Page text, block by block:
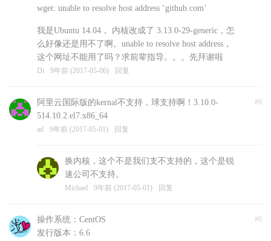
wget: unable to resolve host address ‘github.com’
我是Ubuntu 14.04， 内核改成了 3.13.0-29-generic，怎
么好像还是用不了啊。unable to resolve host address，
这个网址不能用了吗？求前辈指导。。。先拜谢啦
Di 9年前 (2017-05-06) 回复
#0
阿里云国际版的kernal不支持，球支持啊！3.10.0-
514.10.2.el7.x86_64
ad 9年前 (2017-05-01) 回复
换内核，这个不是我们支不支持的，这个是锐
速公司不支持。
Michael 9年前 (2017-05-01) 回复
#0
操作系统：CentOS
发行版本：6.6